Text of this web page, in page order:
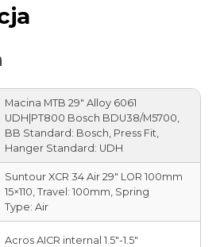
Macina MTB 29″ Alloy 6061
UDH|PT800 Bosch BDU38/M5700,
BB Standard: Bosch, Press Fit,
Hanger Standard: UDH
Suntour XCR 34 Air 29″ LOR 100mm
15×110, Travel: 100mm, Spring
Type: Air
Acros AICR internal 1.5″-1.5″